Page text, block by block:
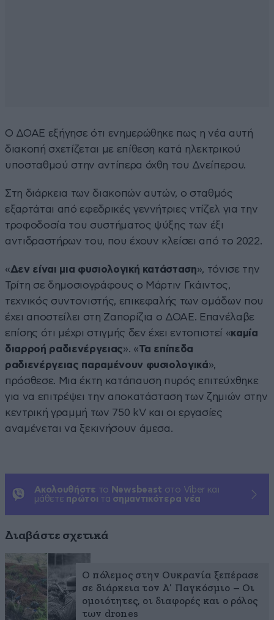
Ο ΔΟΑΕ εξήγησε ότι ενημερώθηκε πως η νέα αυτή
διακοπή σχετίζεται με επίθεση κατά ηλεκτρικού
υποσταθμού στην αντίπερα όχθη του Δνείπερου.
Στη διάρκεια των διακοπών αυτών, ο σταθμός
εξαρτάται από εφεδρικές γεννήτριες ντίζελ για την
τροφοδοσία του συστήματος ψύξης των έξι
αντιδραστήρων του, που έχουν κλείσει από το 2022.
«Δεν είναι μια φυσιολογική κατάσταση», τόνισε την
Τρίτη σε δημοσιογράφους ο Μάρτιν Γκάιντος,
τεχνικός συντονιστής, επικεφαλής των ομάδων που
έχει αποστείλει στη Ζαπορίζια ο ΔΟΑΕ. Επανέλαβε
επίσης ότι μέχρι στιγμής δεν έχει εντοπιστεί «καμία
διαρροή ραδιενέργειας». «Τα επίπεδα
ραδιενέργειας παραμένουν φυσιολογικά»,
πρόσθεσε. Μια έκτη κατάπαυση πυρός επιτεύχθηκε
για να επιτρέψει την αποκατάσταση των ζημιών στην
κεντρική γραμμή των 750 kV και οι εργασίες
αναμένεται να ξεκινήσουν άμεσα.
Ακολουθήστε το Newsbeast στο Viber και
μάθετε πρώτοι τα σημαντικότερα νέα
Διαβάστε σχετικά
Ο πόλεμος στην Ουκρανία ξεπέρασε
σε διάρκεια τον Α’ Παγκόσμιο – Οι
ομοιότητες, οι διαφορές και ο ρόλος
των drones